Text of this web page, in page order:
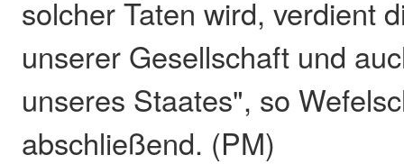
solcher Taten wird, verdient
unserer Gesellschaft und
unseres Staates", so
abschließend. (PM)